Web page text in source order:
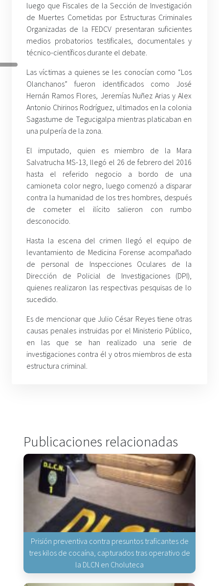
luego que Fiscales de la Sección de Investigación
de Muertes Cometidas por Estructuras Criminales
Organizadas de la FEDCV presentaran suficientes
medios probatorios testificales, documentales y
técnico-científicos durante el debate.
Las víctimas a quienes se les conocían como “Los
Olanchanos” fueron identificados como José
Hernán Ramos Flores, Jeremías Nuñez Arias y Alex
Antonio Chirinos Rodríguez, ultimados en la colonia
Sagastume de Tegucigalpa mientras platicaban en
una pulpería de la zona.
El imputado, quien es miembro de la Mara
Salvatrucha MS-13, llegó el 26 de febrero del 2016
hasta el referido negocio a bordo de una
camioneta color negro, luego comenzó a disparar
contra la humanidad de los tres hombres, después
de cometer el ilícito salieron con rumbo
desconocido.
Hasta la escena del crimen llegó el equipo de
levantamiento de Medicina Forense acompañado
de personal de Inspecciones Oculares de la
Dirección de Policial de Investigaciones (DPI),
quienes realizaron las respectivas pesquisas de lo
sucedido.
Es de mencionar que Julio César Reyes tiene otras
causas penales instruidas por el Ministerio Público,
en las que se han realizado una serie de
investigaciones contra él y otros miembros de esta
estructura criminal.
Publicaciones relacionadas
Prisión preventiva contra presuntos traficantes de
tres kilos de cocaína, capturados tras operativo de
la DLCN en Choluteca